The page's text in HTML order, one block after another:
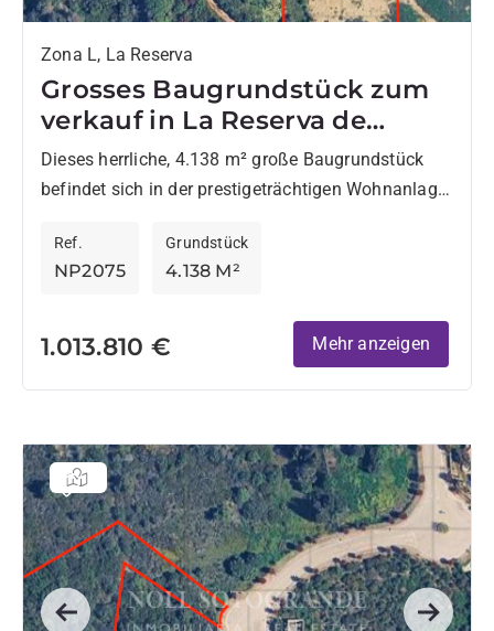
Zona L, La Reserva
Grosses Baugrundstück zum
verkauf in La Reserva de
Sotogrande
Dieses herrliche, 4.138 m² große Baugrundstück
befindet sich in der prestigeträchtigen Wohnanlage
den Bau eines außergewöhnlichen, modernen...
NP2075
Ref.
4.138 M²
Grundstück
1.013.810 € Mehr anzeigen
Previous Next